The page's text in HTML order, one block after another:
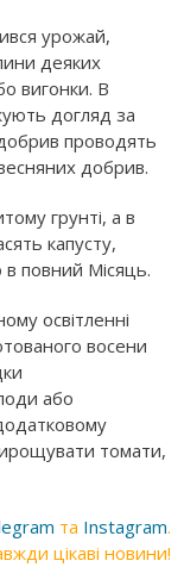
урожай,
деяких
вигонки. В
догляд за
проводять
добрив.
грунті, а в
капусту,
повний Місяць.
освітленні
восени
або
томати,
та Instagram.
цікаві новини!